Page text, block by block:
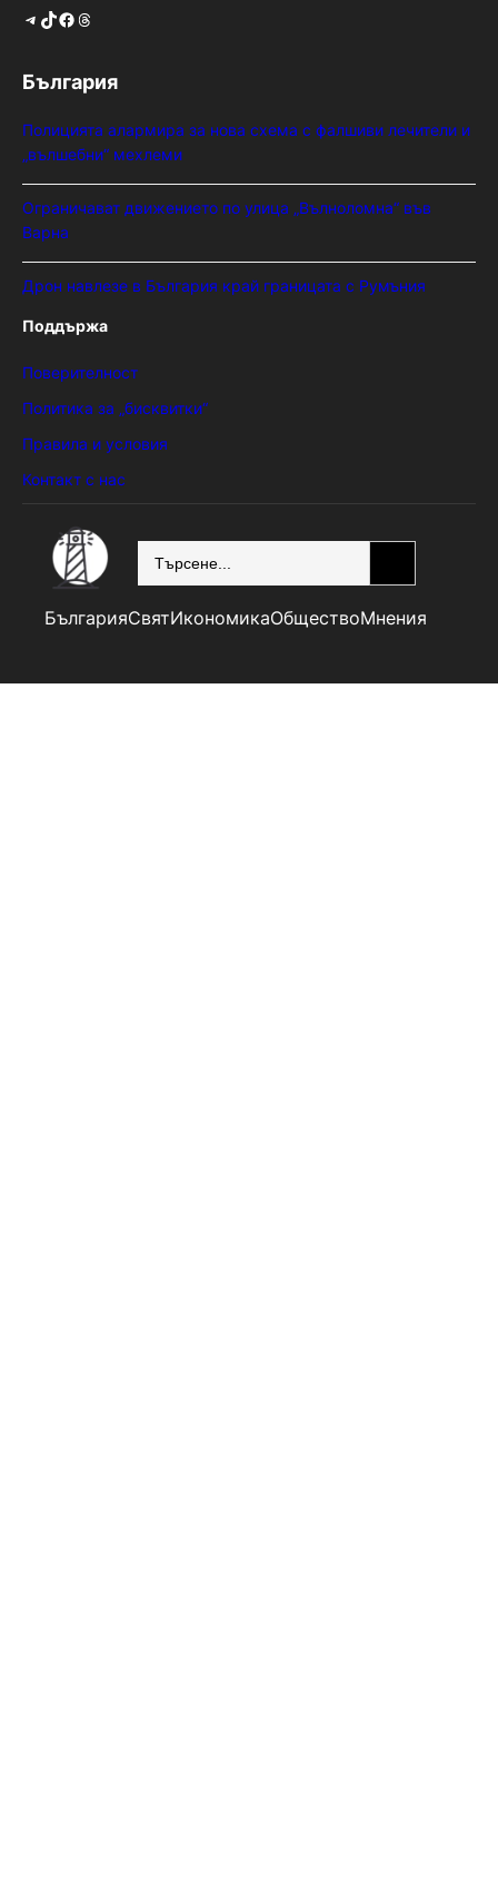
Telegram TikTok Facebook Threads
България
Полицията алармира за нова схема с фалшиви лечители и
„вълшебни“ мехлеми
Ограничават движението по улица „Вълноломна“ във
Варна
Дрон навлезе в България край границата с Румъния
Поддържа
Поверителност
Политика за „бисквитки“
Правила и условия
Контакт с нас
БългарияСвятИкономикаОбществоМнения